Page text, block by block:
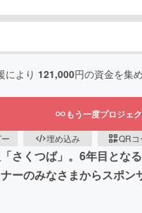
により 121,000円の資金を集
もう一度プロジェ
埋め込み QRコ
さくつば」。6年目と
のみなさまからスポン